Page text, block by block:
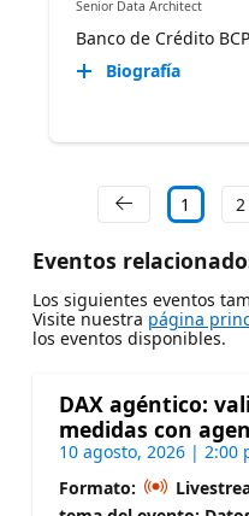
Senior Data Architect
Banco de Crédito BCP
Biografía
1 2
Eventos
Los siguientes eventos
Visite nuestra página
los eventos disponibles.
DAX agéntico:
medidas con
10 agosto, 2026 | 2:00
Formato: